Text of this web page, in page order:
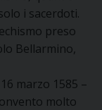
i sacerdoti.
preso
Bellarmino,
marzo 1585 –
molto